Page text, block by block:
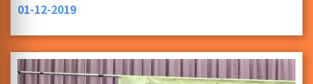
01-12-2019